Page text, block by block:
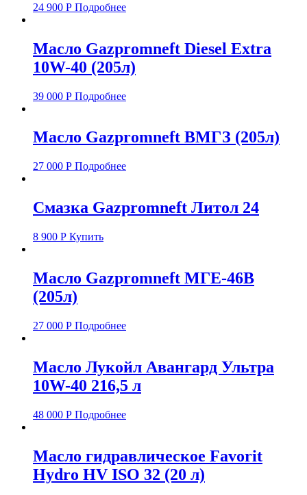
24 900 Р Подробнее
Масло Gazpromneft Diesel Extra
10W-40 (205л)
39 000 Р Подробнее
Масло Gazpromneft ВМГЗ (205л)
27 000 Р Подробнее
Смазка Gazpromneft Литол 24
8 900 Р Купить
Масло Gazpromneft МГЕ-46В
(205л)
27 000 Р Подробнее
Масло Лукойл Авангард Ультра
10W-40 216,5 л
48 000 Р Подробнее
Масло гидравлическое Favorit
Hydro HV ISO 32 (20 л)